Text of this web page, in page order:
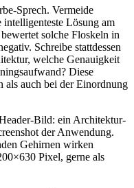
Sprech. Vermeide
Lösung am
solche Floskeln in
Schreibe stattdessen
welche Genauigkeit
Diese
als auch bei der Einordnung
Bild: ein Architektur-
der Anwendung.
Gehirnen wirken
Pixel, gerne als